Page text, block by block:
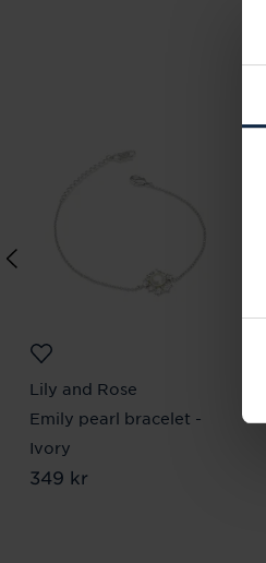
Lily and Rose
Emily pearl bracelet -
Ivory
Pris :349 kr
349 kr